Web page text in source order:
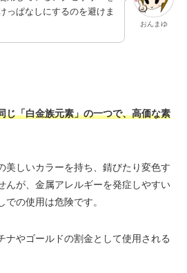
おんまゆ
っぱなしにするのを避けま
じ「白金族元素」の一つで、高価な素
美しいカラーを持ち、錆びたり変色す
んが、金属アレルギーを発症しやすい
の使用は危険です。
ナやゴールドの割金として使用される